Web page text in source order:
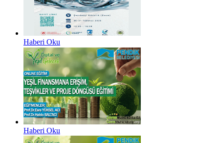
Haberi Oku
Haberi Oku